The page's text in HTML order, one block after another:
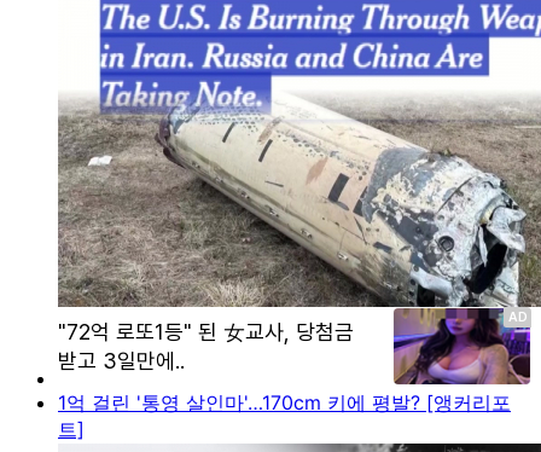
1억 걸린 '통영 살인마'…170cm 키에 평발? [앵커리포
트]